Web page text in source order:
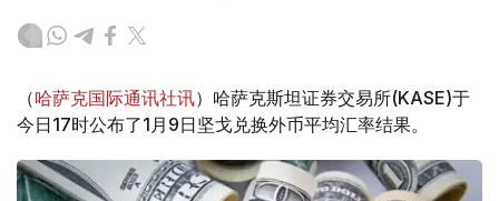
（哈萨克国际通讯社讯）哈萨克斯坦证券交易所(KASE)于
今日17时公布了1月9日坚戈兑换外币平均汇率结果。